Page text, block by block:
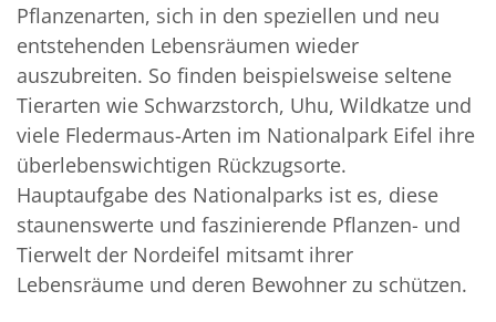
Pflanzenarten, sich in den speziellen und neu
entstehenden Lebensräumen wieder
auszubreiten. So finden beispielsweise seltene
Tierarten wie Schwarzstorch, Uhu, Wildkatze und
viele Fledermaus-Arten im Nationalpark Eifel ihre
überlebenswichtigen Rückzugsorte.
Hauptaufgabe des Nationalparks ist es, diese
staunenswerte und faszinierende Pflanzen- und
Tierwelt der Nordeifel mitsamt ihrer
Lebensräume und deren Bewohner zu schützen.